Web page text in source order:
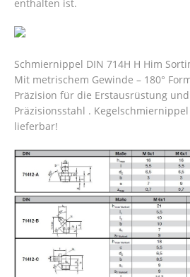
enthalten ist.
Schmiernippel DIN 714H H Him
Mit metrischem Gewinde – 180°
Präzision für die Erstausrüstung
Präzisionsstahl .
lieferbar!